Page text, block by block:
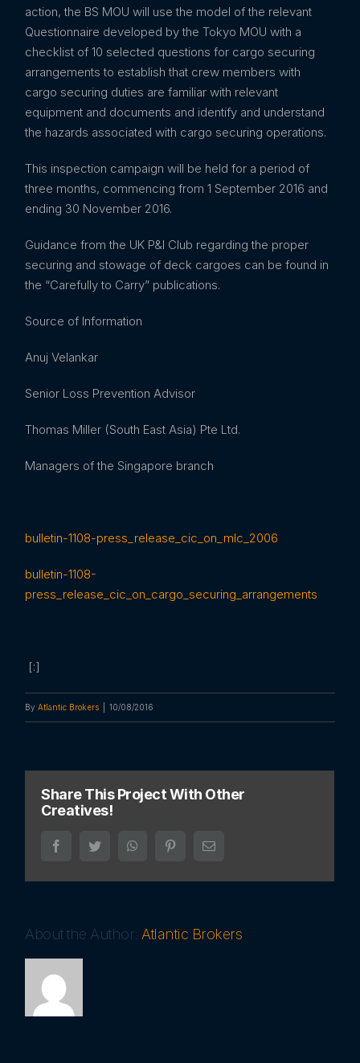
action, the BS MOU will use the model of the relevant
Questionnaire developed by the Tokyo MOU with a
checklist of 10 selected questions for cargo securing
arrangements to establish that crew members with
cargo securing duties are familiar with relevant
equipment and documents and identify and understand
the hazards associated with cargo securing operations.
This inspection campaign will be held for a period of
three months, commencing from 1 September 2016 and
ending 30 November 2016.
Guidance from the UK P&I Club regarding the proper
securing and stowage of deck cargoes can be found in
the “Carefully to Carry” publications.
Source of Information
Anuj Velankar
Senior Loss Prevention Advisor
Thomas Miller (South East Asia) Pte Ltd.
Managers of the Singapore branch
bulletin-1108-press_release_cic_on_mlc_2006
bulletin-1108-
press_release_cic_on_cargo_securing_arrangements
[:]
ByAtlantic Brokers 10/08/2016
Share This Project With Other
Creatives!
FacebookTwitter WhatsAppPinterestEmail
About the Author: Atlantic Brokers